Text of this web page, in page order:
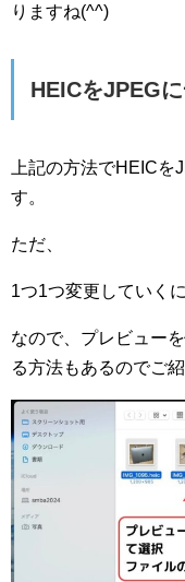
りますね(^^)
HEICをJPEG
上記の方法でHEIC
す。
ただ、
1つ1つ変更していく
なので、プレビュー
る方法もあるのでご